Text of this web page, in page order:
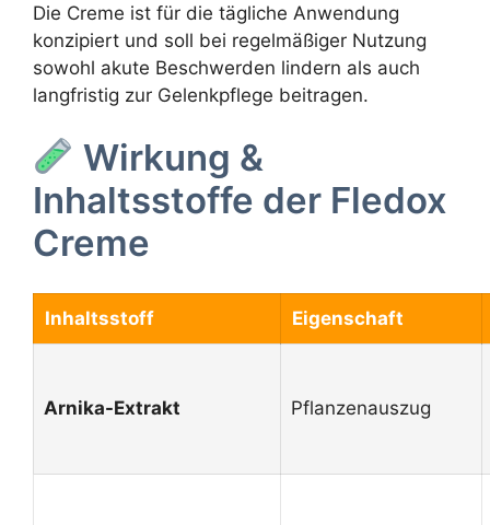
Die Creme ist für die tägliche Anwendung
konzipiert und soll bei regelmäßiger Nutzung
sowohl akute Beschwerden lindern als auch
langfristig zur Gelenkpflege beitragen.
Wirkung &
Inhaltsstoffe der Fledox
Creme
Inhaltsstoff Eigenschaft
Arnika-Extrakt Pflanzenauszug